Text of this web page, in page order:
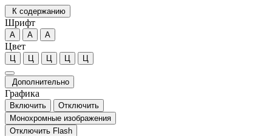
К содержанию
Шрифт
А А А
Цвет
Ц Ц Ц Ц Ц
Дополнительно
Графика
Включить
Отключить
Монохромные изображения
Отключить Flash